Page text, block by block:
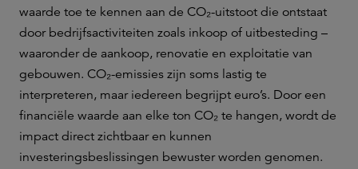
waarde toe te kennen aan de CO₂-uitstoot die ontstaat
door bedrijfsactiviteiten zoals inkoop of uitbesteding –
waaronder de aankoop, renovatie en exploitatie van
gebouwen. CO₂-emissies zijn soms lastig te
interpreteren, maar iedereen begrijpt euro’s. Door een
financiële waarde aan elke ton CO₂ te hangen, wordt de
impact direct zichtbaar en kunnen
investeringsbeslissingen bewuster worden genomen.